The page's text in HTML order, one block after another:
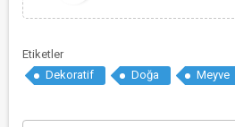
Etiketler
Dekoratif
Doğa Meyve